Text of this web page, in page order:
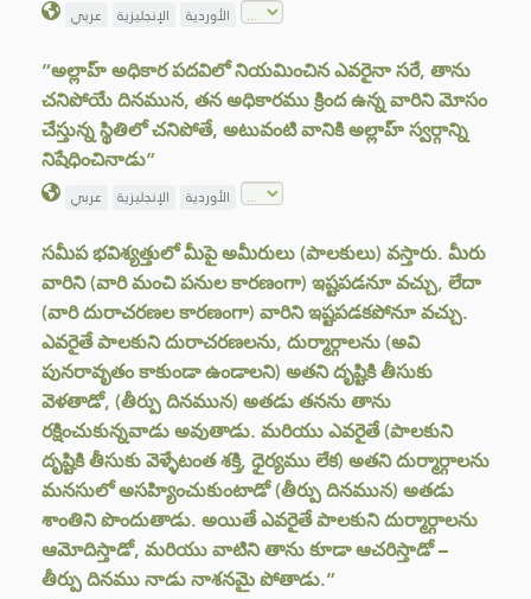
عربي الإنجليزية الأوردية
“అల్లాహ్ అధికార పదవిలో నియమించిన ఎవరైనా సరే, తాను
చనిపోయే దినమున, తన అధికారము క్రింద ఉన్న వారిని మోసం
చేస్తున్న స్థితిలో చనిపోతే, అటువంటి వానికి అల్లాహ్ స్వర్గాన్ని
నిషేధించినాడు”
عربي الإنجليزية الأوردية
సమీప భవిశ్యత్తులో మీపై అమీరులు (పాలకులు) వస్తారు. మీరు
వారిని (వారి మంచి పనుల కారణంగా) ఇష్టపడనూ వచ్చు, లేదా
(వారి దురాచరణల కారణంగా) వారిని ఇష్టపడకపోనూ వచ్చు.
ఎవరైతే పాలకుని దురాచరణలను, దుర్మార్గాలను (అవి
పునరావృతం కాకుండా ఉండాలని) అతని దృష్టికి తీసుకు
వెళతాడో, (తీర్పు దినమున) అతడు తనను తాను
రక్షించుకున్నవాడు అవుతాడు. మరియు ఎవరైతే (పాలకుని
దృష్టికి తీసుకు వెళ్ళేటంత శక్తి, ధైర్యము లేక) అతని దుర్మార్గాలను
మనసులో అసహ్యించుకుంటాడో (తీర్పు దినమున) అతడు
శాంతిని పొందుతాడు. అయితే ఎవరైతే పాలకుని దుర్మార్గాలను
ఆమోదిస్తాడో, మరియు వాటిని తాను కూడా ఆచరిస్తాడో –
తీర్పు దినము నాడు నాశనమై పోతాడు.”